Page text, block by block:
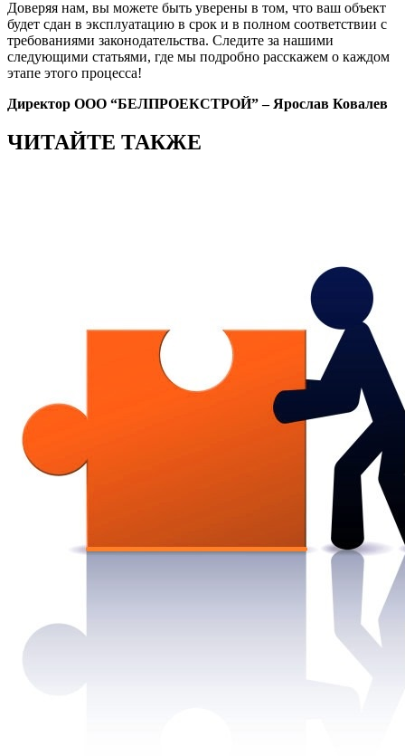
Доверяя нам, вы можете быть уверены в том, что ваш объект
будет сдан в эксплуатацию в срок и в полном соответствии с
требованиями законодательства. Следите за нашими
следующими статьями, где мы подробно расскажем о каждом
этапе этого процесса!
Директор ООО “БЕЛПРОЕКСТРОЙ” – Ярослав Ковалев
ЧИТАЙТЕ ТАКЖЕ